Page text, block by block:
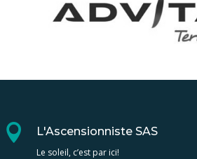
 L'Ascensionniste SAS
Le soleil, c’est par ici!